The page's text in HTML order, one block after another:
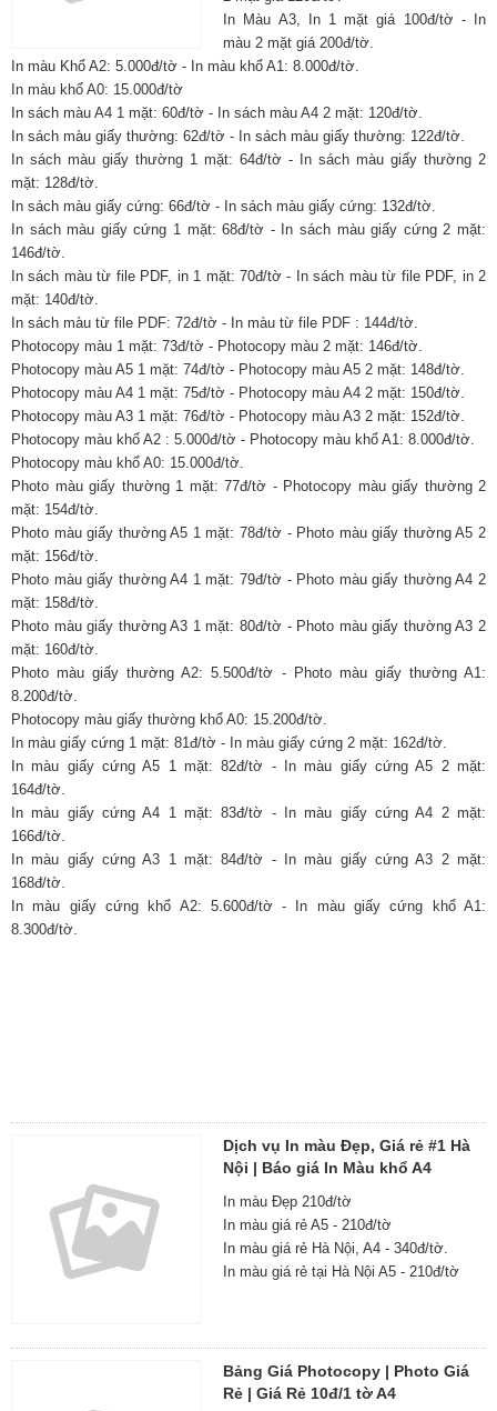
In Màu A3, In 1 mặt giá 100đ/tờ - In
màu 2 mặt giá 200đ/tờ.
In màu Khổ A2: 5.000đ/tờ - In màu khổ A1: 8.000đ/tờ.
In màu khổ A0: 15.000đ/tờ
In sách màu A4 1 mặt: 60đ/tờ - In sách màu A4 2 mặt: 120đ/tờ.
In sách màu giấy thường: 62đ/tờ - In sách màu giấy thường: 122đ/tờ.
In sách màu giấy thường 1 mặt: 64đ/tờ - In sách màu giấy thường 2
mặt: 128đ/tờ.
In sách màu giấy cứng: 66đ/tờ - In sách màu giấy cứng: 132đ/tờ.
In sách màu giấy cứng 1 mặt: 68đ/tờ - In sách màu giấy cứng 2 mặt:
146đ/tờ.
In sách màu từ file PDF, in 1 mặt: 70đ/tờ - In sách màu từ file PDF, in 2
mặt: 140đ/tờ.
In sách màu từ file PDF: 72đ/tờ - In màu từ file PDF : 144đ/tờ.
Photocopy màu 1 mặt: 73đ/tờ - Photocopy màu 2 mặt: 146đ/tờ.
Photocopy màu A5 1 mặt: 74đ/tờ - Photocopy màu A5 2 mặt: 148đ/tờ.
Photocopy màu A4 1 mặt: 75đ/tờ - Photocopy màu A4 2 mặt: 150đ/tờ.
Photocopy màu A3 1 mặt: 76đ/tờ - Photocopy màu A3 2 mặt: 152đ/tờ.
Photocopy màu khổ A2 : 5.000đ/tờ - Photocopy màu khổ A1: 8.000đ/tờ.
Photocopy màu khổ A0: 15.000đ/tờ.
Photo màu giấy thường 1 mặt: 77đ/tờ - Photocopy màu giấy thường 2
mặt: 154đ/tờ.
Photo màu giấy thường A5 1 mặt: 78đ/tờ - Photo màu giấy thường A5 2
mặt: 156đ/tờ.
Photo màu giấy thường A4 1 mặt: 79đ/tờ - Photo màu giấy thường A4 2
mặt: 158đ/tờ.
Photo màu giấy thường A3 1 mặt: 80đ/tờ - Photo màu giấy thường A3 2
mặt: 160đ/tờ.
Photo màu giấy thường A2: 5.500đ/tờ - Photo màu giấy thường A1:
8.200đ/tờ.
Photocopy màu giấy thường khổ A0: 15.200đ/tờ.
In màu giấy cứng 1 mặt: 81đ/tờ - In màu giấy cứng 2 mặt: 162đ/tờ.
In màu giấy cứng A5 1 mặt: 82đ/tờ - In màu giấy cứng A5 2 mặt:
164đ/tờ.
In màu giấy cứng A4 1 mặt: 83đ/tờ - In màu giấy cứng A4 2 mặt:
166đ/tờ.
In màu giấy cứng A3 1 mặt: 84đ/tờ - In màu giấy cứng A3 2 mặt:
168đ/tờ.
In màu giấy cứng khổ A2: 5.600đ/tờ - In màu giấy cứng khổ A1:
8.300đ/tờ.
Dịch vụ In màu Đẹp, Giá rẻ #1 Hà
Nội | Báo giá In Màu khổ A4
In màu Đẹp 210đ/tờ
In màu giá rẻ A5 - 210đ/tờ
In màu giá rẻ Hà Nội, A4 - 340đ/tờ.
In màu giá rẻ tại Hà Nội A5 - 210đ/tờ
Bảng Giá Photocopy | Photo Giá
Rẻ | Giá Rẻ 10đ/1 tờ A4